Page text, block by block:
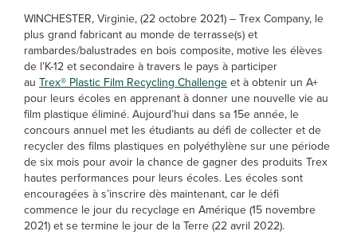
WINCHESTER, Virginie, (22 octobre 2021) – Trex Company, le
plus grand fabricant au monde de terrasse(s) et
rambardes/balustrades en bois composite, motive les élèves
de l’K-12 et secondaire à travers le pays à participer
au Trex® Plastic Film Recycling Challengeet à obtenir un A+
pour leurs écoles en apprenant à donner une nouvelle vie au
film plastique éliminé. Aujourd’hui dans sa 15e année, le
concours annuel met les étudiants au défi de collecter et de
recycler des films plastiques en polyéthylène sur une période
de six mois pour avoir la chance de gagner des produits Trex
hautes performances pour leurs écoles. Les écoles sont
encouragées à s’inscrire dès maintenant, car le défi
commence le jour du recyclage en Amérique (15 novembre
2021) et se termine le jour de la Terre (22 avril 2022).